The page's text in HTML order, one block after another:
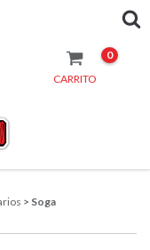
CARRITO
0
> Soga